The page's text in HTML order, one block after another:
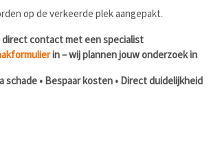
op de verkeerde plek aangepakt.
direct contact met een specialist
in – wij plannen jouw onderzoek in
schade • Bespaar kosten • Direct duidelijkheid